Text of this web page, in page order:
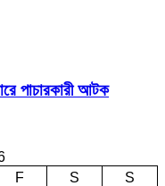
পাচারকারী আটক​
F S
S